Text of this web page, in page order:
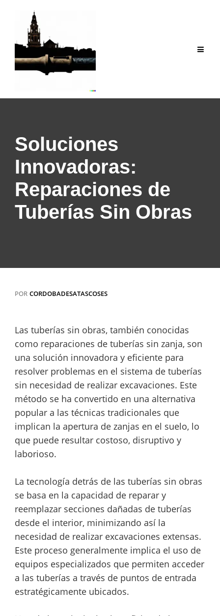
contenido
Soluciones
Innovadoras:
Reparaciones de
Tuberías Sin Obras
POR CORDOBADESATASCOSES
Las tuberías sin obras, también conocidas
como reparaciones de tuberías sin zanja, son
una solución innovadora y eficiente para
resolver problemas en el sistema de tuberías
sin necesidad de realizar excavaciones. Este
método se ha convertido en una alternativa
popular a las técnicas tradicionales que
implican la apertura de zanjas en el suelo, lo
que puede resultar costoso, disruptivo y
laborioso.
La tecnología detrás de las tuberías sin obras
se basa en la capacidad de reparar y
reemplazar secciones dañadas de tuberías
desde el interior, minimizando así la
necesidad de realizar excavaciones extensas.
Este proceso generalmente implica el uso de
equipos especializados que permiten acceder
a las tuberías a través de puntos de entrada
estratégicamente ubicados.